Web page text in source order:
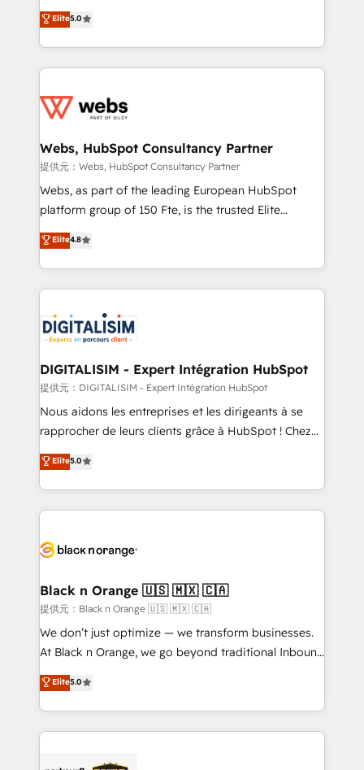
Execution • 750+ onboardings and 2,000+
implementations • Deep expertise across marketing,
BBD Boom is the HubSpot partner that can help you
to HubSpot Better. We work with your teams to
solve all your HubSpot challenges and improve user
adoption, sales process and marketing results.
the first time 🔧 Designing and optimising your
and build using HubSpot 🔌 Integrating HubSpot
with other systems 🎓 Training your teams to be
HubSpot pros 📊 Lead generation services using
HubSpot Why us? - SIX HubSpot Accreditations -
CRM, Solutions Architecture, Onboarding , Data
Migration, Custom Integration & Platform
team of 25+ experts Contact us today to help you
get more from your investment in HubSpot.
Elite5.0
Webs, HubSpot Consultancy Partner
提供元：Webs, HubSpot Consultancy Partner
Webs, as part of the leading European HubSpot
platform group of 150 Fte, is the trusted Elite
HubSpot CRM Partner offering you a roadmap on
maximizing EBITDA and achieving Commercial
Excellence. With our targeted processes, we
strengthen your digital transformation and minimize
Implementation partner, we provide expertise to
drive your business forward. Since 2015 we are fully
dedicated to HubSpot and with an experienced
team (50+), we work with reputable companies in
B2B sectors such as manufacturing, SaaS and
business services. We prepare a customized
impact of your digital transformation, including a
detailed financial rationale with a focus on ROI and
embark on a transformational journey that sets your
business up for long-term success. Unlock your
business. If not now, when?
Elite4.8
DIGITALISIM - Expert Intégration HubSpot
提供元：DIGITALISIM - Expert Intégration HubSpot
Nous aidons les entreprises et les dirigeants à se
rapprocher de leurs clients grâce à HubSpot ! Chez
DIGITALISIM, nous avons l'intime conviction que la
réussite des entreprises passe par l’innovation web,
le marketing digital, et la relation client ! C'est
pourquoi, nos experts sont à la fois capables de
référencement, votre stratégie digitale et le pilotage
projet HubSpot avec DIGITALISIM : 🧽 Nettoyage,
migration et intégration des bases de données. 🚀
Développement des interfaces avec vos logiciels
métiers ⚙️ Configuration de la plateforme HubSpot
Book Process & Guidelines utilisateurs 🎓
Formations des utilisateurs
Elite5.0
Black n Orange 🇺🇸 🇲🇽 🇨🇦
提供元：Black n Orange 🇺🇸 🇲🇽 🇨🇦
We don’t just optimize — we transform businesses.
At Black n Orange, we go beyond traditional Inbound
Marketing with our exclusive methodologies:
BOOMS and BOOST. Together, they form a powerful
combination that has driven success for over 800
businesses worldwide. As Elite HubSpot Partners, we
Elite5.0